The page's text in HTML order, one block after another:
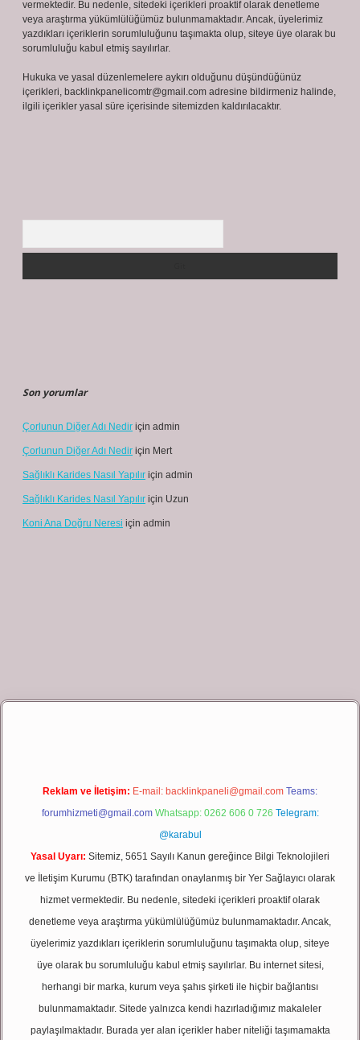
vermektedir. Bu nedenle, sitedeki içerikleri proaktif olarak denetleme
veya araştırma yükümlülüğümüz bulunmamaktadır. Ancak, üyelerimiz
yazdıkları içeriklerin sorumluluğunu taşımakta olup, siteye üye olarak bu
sorumluluğu kabul etmiş sayılırlar.
Hukuka ve yasal düzenlemelere aykırı olduğunu düşündüğünüz
içerikleri, backlinkpanelicomtr@gmail.com adresine bildirmeniz halinde,
ilgili içerikler yasal süre içerisinde sitemizden kaldırılacaktır.
Son yorumlar
Çorlunun Diğer Adı Nedir için admin
Çorlunun Diğer Adı Nedir için Mert
Sağlıklı Karides Nasıl Yapılır için admin
Sağlıklı Karides Nasıl Yapılır için Uzun
Koni Ana Doğru Neresi için admin
giriş
Reklam ve İletişim: E-mail: backlinkpaneli@gmail.com Teams:
forumhizmeti@gmail.com Whatsapp: 0262 606 0 726 Telegram:
@karabul
Yasal Uyarı: Sitemiz, 5651 Sayılı Kanun gereğince Bilgi Teknolojileri
ve İletişim Kurumu (BTK) tarafından onaylanmış bir Yer Sağlayıcı olarak
hizmet vermektedir. Bu nedenle, sitedeki içerikleri proaktif olarak
denetleme veya araştırma yükümlülüğümüz bulunmamaktadır. Ancak,
üyelerimiz yazdıkları içeriklerin sorumluluğunu taşımakta olup, siteye
üye olarak bu sorumluluğu kabul etmiş sayılırlar. Bu internet sitesi,
herhangi bir marka, kurum veya şahıs şirketi ile hiçbir bağlantısı
bulunmamaktadır. Sitede yalnızca kendi hazırladığımız makaleler
paylaşılmaktadır. Burada yer alan içerikler haber niteliği taşımamakta